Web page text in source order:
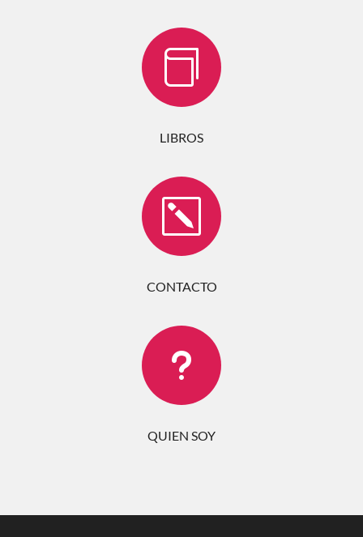

LIBROS
k
CONTACTO
u
QUIEN SOY